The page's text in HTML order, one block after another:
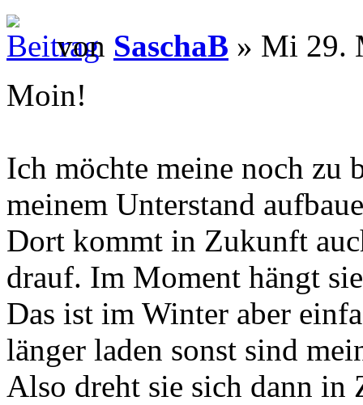
von SaschaB » Mi 29.
Moin!
Ich möchte meine noch zu
meinem Unterstand
Dort kommt in Zukunft
drauf. Im Moment hängt
Das ist im Winter aber
länger laden sonst sind
Also dreht sie sich dann